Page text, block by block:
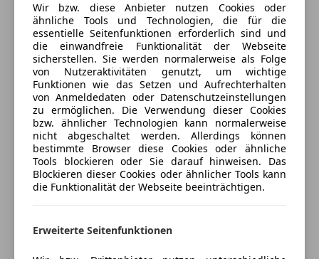
Android Auto
Apple CarPlay
Bluetooth
Bordcomputer
DAB-Radio
MP3
Musikstreaming integriert
Radio
Soundsystem
USB
Sicherheit
Abstandstempomat
Beifahrerairbag
Verkäufer Händler
Auto Royal Company Srl
Sternebewertung 5 von 5
5 Sterne
(88% Weiterempfehlungen)
Anbieter auf AutoScout24 seit 2009
Showroom
Geschlossen
Öffnet um 9:00 Sa.
Wir bzw. diese Anbieter nutzen Cookies oder
ähnliche Tools und Technologien, die für die
essentielle Seitenfunktionen erforderlich sind und
die einwandfreie Funktionalität der Webseite
sicherstellen. Sie werden normalerweise als Folge
von Nutzeraktivitäten genutzt, um wichtige
Funktionen wie das Setzen und Aufrechterhalten
von Anmeldedaten oder Datenschutzeinstellungen
zu ermöglichen. Die Verwendung dieser Cookies
bzw. ähnlicher Technologien kann normalerweise
nicht abgeschaltet werden. Allerdings können
bestimmte Browser diese Cookies oder ähnliche
Tools blockieren oder Sie darauf hinweisen. Das
Blockieren dieser Cookies oder ähnlicher Tools kann
die Funktionalität der Webseite beeinträchtigen.
Erweiterte Seitenfunktionen